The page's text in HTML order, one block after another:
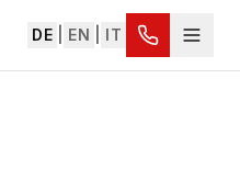
DE EN IT